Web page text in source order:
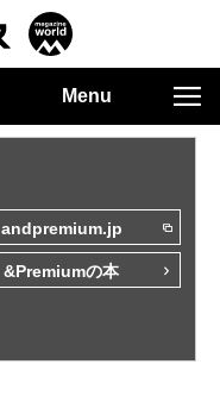
Menu
andpremium.jp
&Premiumの本